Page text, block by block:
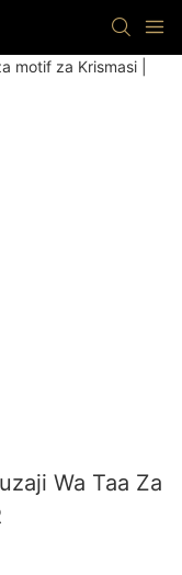
Wa Taa Za